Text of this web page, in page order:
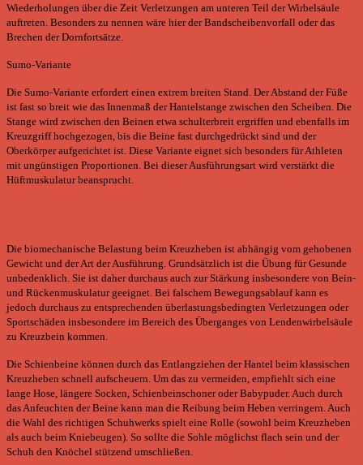
Wiederholungen über die Zeit Verletzungen am unteren Teil der Wirbelsäule
auftreten. Besonders zu nennen wäre hier der Bandscheibenvorfall oder das
Brechen der Dornfortsätze.
Sumo-Variante
Die Sumo-Variante erfordert einen extrem breiten Stand. Der Abstand der Füße
ist fast so breit wie das Innenmaß der Hantelstange zwischen den Scheiben. Die
Stange wird zwischen den Beinen etwa schulterbreit ergriffen und ebenfalls im
Kreuzgriff hochgezogen, bis die Beine fast durchgedrückt sind und der
Oberkörper aufgerichtet ist. Diese Variante eignet sich besonders für Athleten
mit ungünstigen Proportionen. Bei dieser Ausführungsart wird verstärkt die
Hüftmuskulatur beansprucht.
Die biomechanische Belastung beim Kreuzheben ist abhängig vom gehobenen
Gewicht und der Art der Ausführung. Grundsätzlich ist die Übung für Gesunde
unbedenklich. Sie ist daher durchaus auch zur Stärkung insbesondere von Bein-
und Rückenmuskulatur geeignet. Bei falschem Bewegungsablauf kann es
jedoch durchaus zu entsprechenden überlastungsbedingten Verletzungen oder
Sportschäden insbesondere im Bereich des Überganges von Lendenwirbelsäule
zu Kreuzbein kommen.
Die Schienbeine können durch das Entlangziehen der Hantel beim klassischen
Kreuzheben schnell aufscheuern. Um das zu vermeiden, empfiehlt sich eine
lange Hose, längere Socken, Schienbeinschoner oder Babypuder. Auch durch
das Anfeuchten der Beine kann man die Reibung beim Heben verringern. Auch
die Wahl des richtigen Schuhwerks spielt eine Rolle (sowohl beim Kreuzheben
als auch beim Kniebeugen). So sollte die Sohle möglichst flach sein und der
Schuh den Knöchel stützend umschließen.